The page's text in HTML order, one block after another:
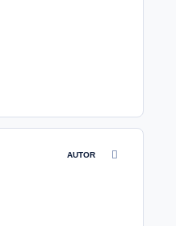
AUTOR